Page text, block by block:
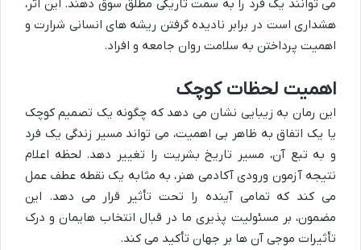
می توانند یک فرد را به سمت تاریکی مطلق سوق دهند. این اثر،
هشداری است در برابر نادیده گرفتن ریشه های انسانی شرارت و
اهمیت پرداختن به سلامت روان جامعه و افراد.
اهمیت لحظات کوچک
این رمان به زیبایی نشان می دهد که چگونه یک تصمیم کوچک
یا یک اتفاق به ظاهر بی اهمیت، می تواند مسیر زندگی یک فرد
و به تبع آن، مسیر تاریخ بشریت را تغییر دهد. لحظه اعلام
نتیجه آزمون ورودی آکادمی هنر، به مثابه یک نقطه عطف عمل
می کند که تمامی آینده را تحت تأثیر قرار می دهد. این
مضمون، بر مسئولیت پذیری ما در قبال انتخاب هایمان و درک
تأثیرات موجی آن ها بر جهان تأکید می کند.